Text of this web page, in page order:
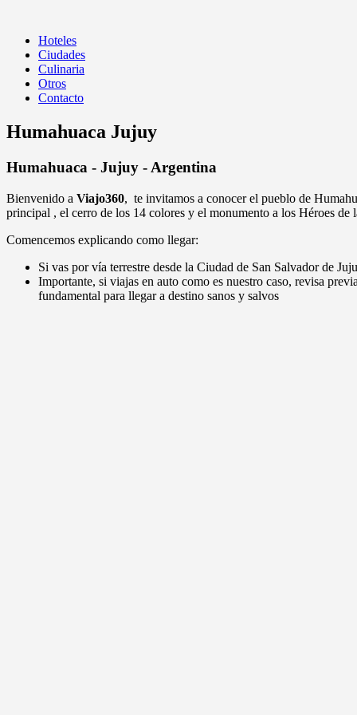
Hoteles
Ciudades
Culinaria
Otros
Contacto
Humahuaca Jujuy
Humahuaca - Jujuy - Argentina
Bienvenido a Viajo360, te invitamos a conocer el pueblo de
principal , el cerro de los 14 colores y el monumento a los Héroes de
Comencemos explicando como llegar:
Si vas por vía terrestre desde la Ciudad de San Salvador de
Importante, si viajas en auto como es nuestro caso, revisa
fundamental para llegar a destino sanos y salvos